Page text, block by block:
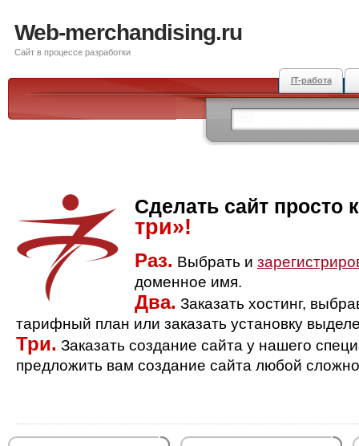
Web-merchandising.ru
Сайт в процессе разработки
IT-работа
Сделать сайт просто
три»!
Раз. Выбрать и
доменное имя.
Два. Заказать хостинг,
тарифный план или заказать установку
Три. Заказать создание сайта у нашего
предложить вам создание сайта любой